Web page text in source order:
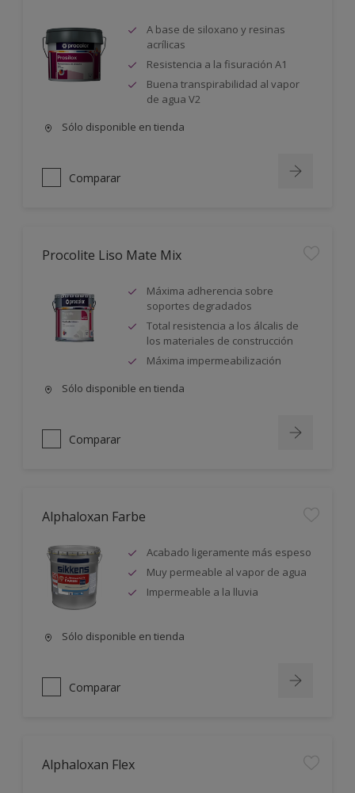
A base de siloxano y resinas
acrílicas
Resistencia a la fisuración A1
Buena transpirabilidad al vapor
de agua V2
Sólo disponible en tienda
Comparar
Procolite Liso Mate Mix
Máxima adherencia sobre
soportes degradados
Total resistencia a los álcalis de
los materiales de construcción
Máxima impermeabilización
Sólo disponible en tienda
Comparar
Alphaloxan Farbe
Acabado ligeramente más espeso
Muy permeable al vapor de agua
Impermeable a la lluvia
Sólo disponible en tienda
Comparar
Alphaloxan Flex